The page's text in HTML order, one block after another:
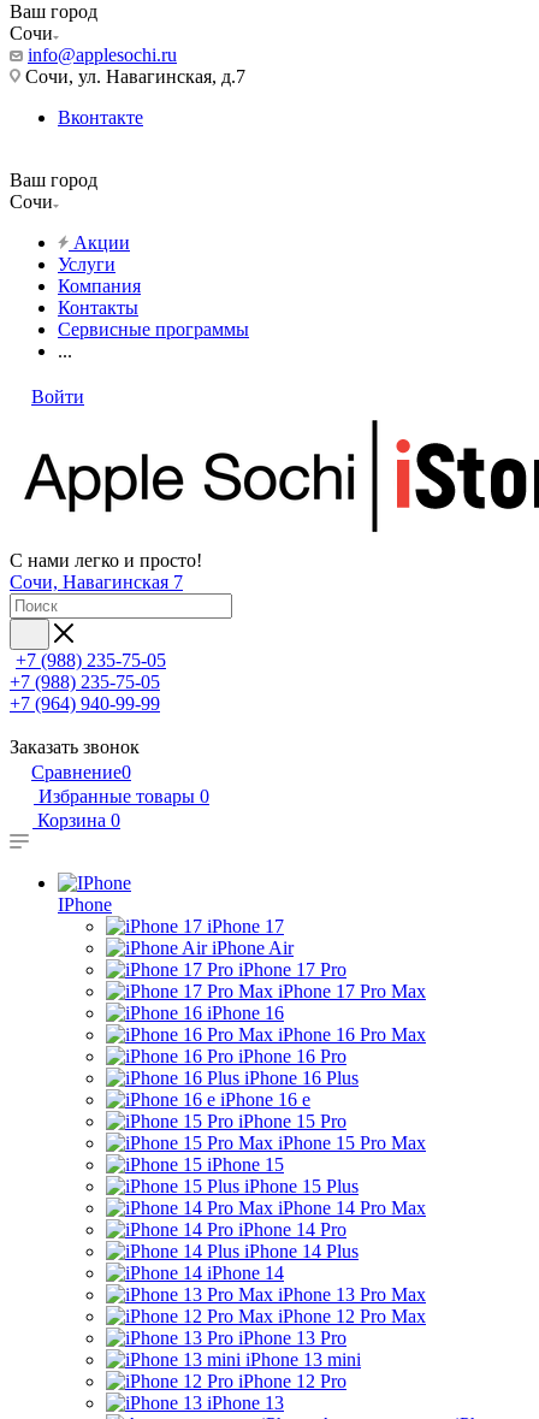
Ваш город
Сочи
info@applesochi.ru
Сочи, ул. Навагинская, д.7
Вконтакте
Ваш город
Сочи
Акции
Услуги
Компания
Контакты
Сервисные программы
...
Войти
С нами легко и просто!
Сочи, Навагинская 7
+7 (988) 235-75-05
+7 (988) 235-75-05
+7 (964) 940-99-99
Заказать звонок
Сравнение0
Избранные товары 0
Корзина 0
IPhone
iPhone 17
iPhone Air
iPhone 17 Pro
iPhone 17 Pro Max
iPhone 16
iPhone 16 Pro Max
iPhone 16 Pro
iPhone 16 Plus
iPhone 16 e
iPhone 15 Pro
iPhone 15 Pro Max
iPhone 15
iPhone 15 Plus
iPhone 14 Pro Max
iPhone 14 Pro
iPhone 14 Plus
iPhone 14
iPhone 13 Pro Max
iPhone 12 Pro Max
iPhone 13 Pro
iPhone 13 mini
iPhone 12 Pro
iPhone 13